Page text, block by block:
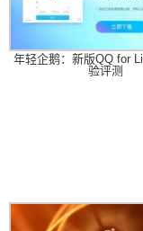
年轻企鹅：新版QQ for
验评测